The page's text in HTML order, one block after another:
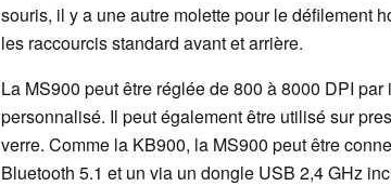
souris, il y a une autre molette pour le défilement
les raccourcis standard avant et arrière.
La MS900 peut être réglée de 800 à 8000 DPI
personnalisé. Il peut également être utilisé sur
verre. Comme la KB900, la MS900 peut être
Bluetooth 5.1 et un via un dongle USB 2,4 GHz